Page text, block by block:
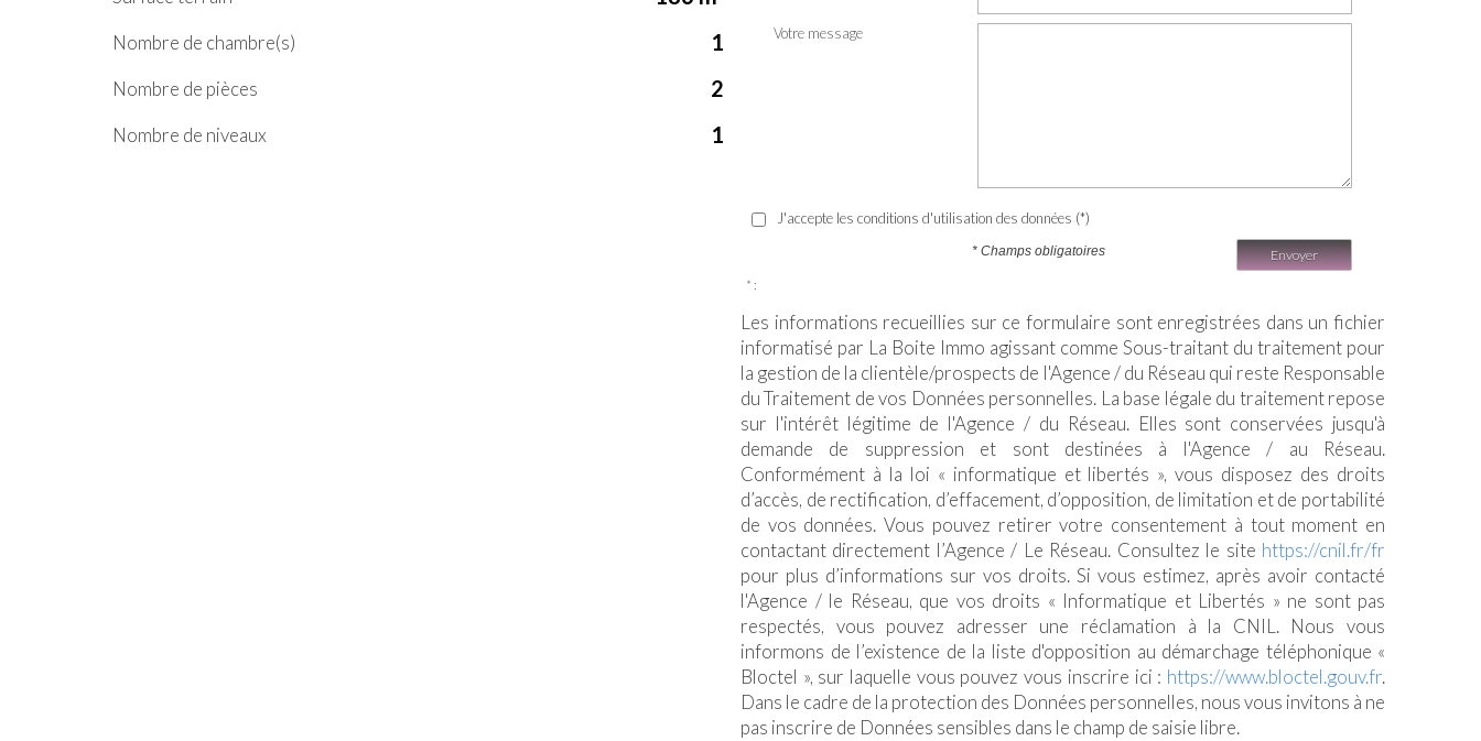
Nombre de chambre(s) 1
Nombre de pièces 2
Nombre de niveaux 1
Votre message
J'accepte les conditions d'utilisation des données (*)
Envoyer
* Champs obligatoires
* :
Les informations recueillies sur ce formulaire sont enregistrées dans un fichier
informatisé par La Boite Immo agissant comme Sous-traitant du traitement pour
la gestion de la clientèle/prospects de l'Agence / du Réseau qui reste Responsable
du Traitement de vos Données personnelles. La base légale du traitement repose
sur l'intérêt légitime de l'Agence / du Réseau. Elles sont conservées jusqu'à
demande de suppression et sont destinées à l'Agence / au Réseau.
Conformément à la loi « informatique et libertés », vous disposez des droits
d’accès, de rectification, d’effacement, d’opposition, de limitation et de portabilité
de vos données. Vous pouvez retirer votre consentement à tout moment en
contactant directement l’Agence / Le Réseau. Consultez le site https://cnil.fr/fr
pour plus d’informations sur vos droits. Si vous estimez, après avoir contacté
l'Agence / le Réseau, que vos droits « Informatique et Libertés » ne sont pas
respectés, vous pouvez adresser une réclamation à la CNIL. Nous vous
informons de l’existence de la liste d'opposition au démarchage téléphonique «
Bloctel », sur laquelle vous pouvez vous inscrire ici : https://www.bloctel.gouv.fr.
Dans le cadre de la protection des Données personnelles, nous vous invitons à ne
pas inscrire de Données sensibles dans le champ de saisie libre.